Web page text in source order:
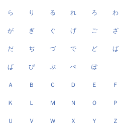
ら り る れ ろ わ
が ぎ ぐ げ ご ざ
だ ぢ づ で ど ば
ぱ ぴ ぷ ぺ ぽ
Ａ Ｂ Ｃ Ｄ Ｅ Ｆ
Ｋ Ｌ Ｍ Ｎ Ｏ Ｐ
Ｕ Ｖ Ｗ Ｘ Ｙ Ｚ